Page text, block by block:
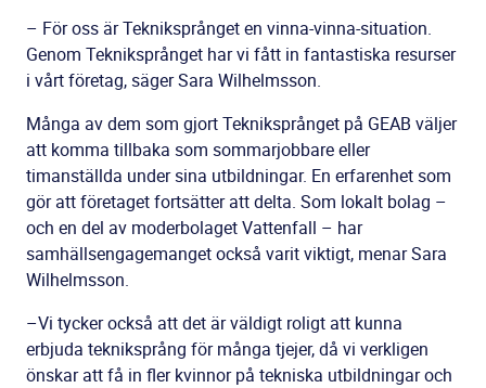
– För oss är Tekniksprånget en vinna-vinna-situation.
Genom Tekniksprånget har vi fått in fantastiska resurser
i vårt företag, säger Sara Wilhelmsson.
Många av dem som gjort Tekniksprånget på GEAB väljer
att komma tillbaka som sommarjobbare eller
timanställda under sina utbildningar. En erfarenhet som
gör att företaget fortsätter att delta. Som lokalt bolag –
och en del av moderbolaget Vattenfall – har
samhällsengagemanget också varit viktigt, menar Sara
Wilhelmsson.
–Vi tycker också att det är väldigt roligt att kunna
erbjuda tekniksprång för många tjejer, då vi verkligen
önskar att få in fler kvinnor på tekniska utbildningar och